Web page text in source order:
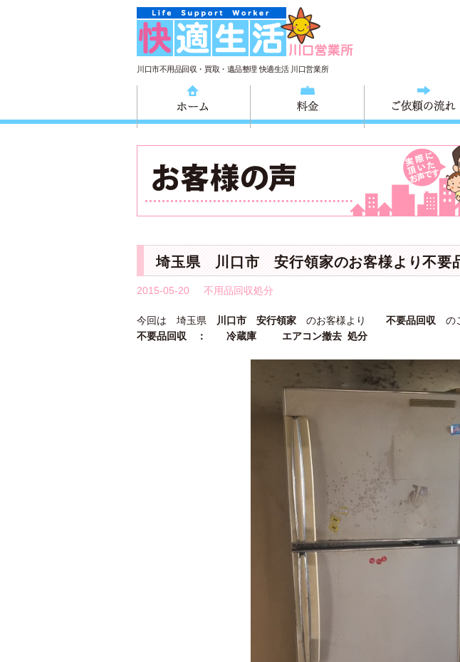
川口市不用品回収・買取・遺品整理 快適生活 川口営業所
埼玉県 川口市 安行領家のお客様より不要
2015-05-20 不用品回収処分
今回は 埼玉県 川口市 安行領家 のお客様より 不要品回収 の
不要品回収 ： 冷蔵庫 エアコン撤去 処分